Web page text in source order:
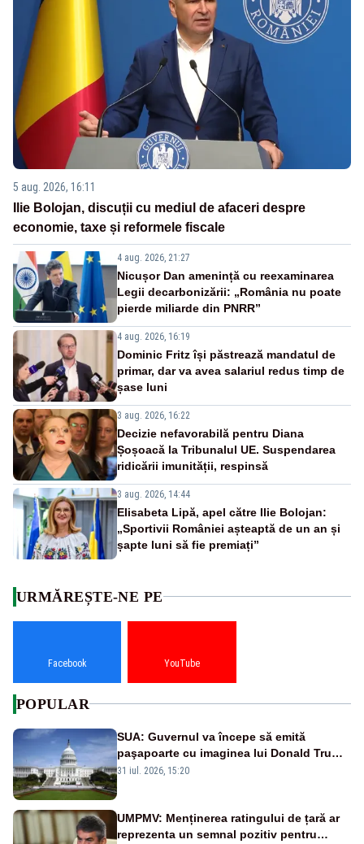
5 aug. 2026, 16:11
Ilie Bolojan, discuții cu mediul de afaceri despre
economie, taxe și reformele fiscale
4 aug. 2026, 21:27
Nicușor Dan amenință cu reexaminarea
Legii decarbonizării: „România nu poate
pierde miliarde din PNRR”
4 aug. 2026, 16:19
Dominic Fritz își păstrează mandatul de
primar, dar va avea salariul redus timp de
șase luni
3 aug. 2026, 16:22
Decizie nefavorabilă pentru Diana
Șoșoacă la Tribunalul UE. Suspendarea
ridicării imunității, respinsă
3 aug. 2026, 14:44
Elisabeta Lipă, apel către Ilie Bolojan:
„Sportivii României așteaptă de un an și
șapte luni să fie premiați”
URMĂREȘTE-NE PE
Facebook YouTube
POPULAR
SUA: Guvernul va începe să emită
paşapoarte cu imaginea lui Donald Trump
începând cu 8 august
31 iul. 2026, 15:20
UMPMV: Menținerea ratingului de țară ar
reprezenta un semnal pozitiv pentru